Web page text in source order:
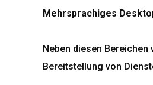
Mehrsprachiges
Neben diesen
Bereitstellung von